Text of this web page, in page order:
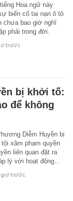
Hoa ngữ này
biến cố tai nạn ô tô
chưa bao giờ nghĩ
phải trong đời.
trước
bị khởi tố:
để không
Diễm Huyền bị
xâm phạm quyền
liên quan đặt ra
lý với hoạt động…
giờ trước